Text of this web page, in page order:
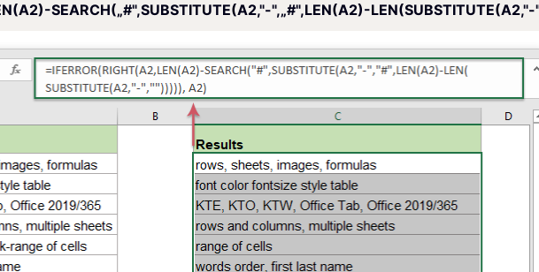
SEARCH(„#",SUBSTITUTE(A2,"-",„#",LEN(A2)-